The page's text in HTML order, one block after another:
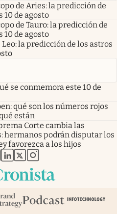
de Aries: la predicción de
10 de agosto
de Tauro: la predicción de
10 de agosto
la predicción de los astros
se conmemora este 10 de
qué son los números rojos
están
Corte cambia las
hermanos podrán disputar los
favorezca a los hijos
en nueva pestaña
abre en nueva pestaña
abre en nueva pestaña
abre en nueva pestaña
abre en nueva pestaña